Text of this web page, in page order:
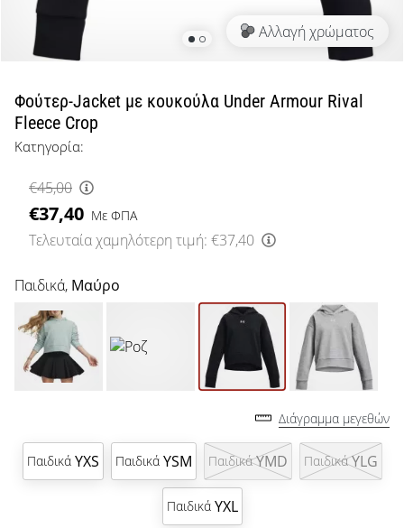
μπάσκετ
Είσαι
λάτρης
μπάσκετ
όπως
εμείς;
Έλα
μας
ως
πρεσβευτής
της
μας.
Εμφάνιση
όλων των
Αλλαγή χρώματος
Φούτερ-Jacket με κουκούλα Under Armour Rival
Fleece Crop
Κατηγορία:
€45,00
€37,40 Με ΦΠΑ
Τελευταία χαμηλότερη τιμή: €37,40
Παιδικά, Μαύρο
Διάγραμμα μεγεθών
Παιδικά YXS Παιδικά YSM Παιδικά YMD Παιδικά YLG
Παιδικά YXL